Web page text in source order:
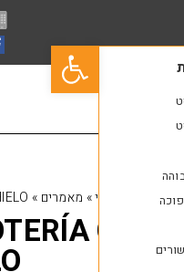
פתח סרגל נגישות
» מאמרים CON HIELO
LOTERÍA